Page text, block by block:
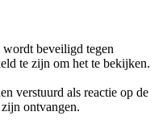
beveiligd tegen
te zijn om het te bekijken.
verstuurd als reactie op de
ontvangen.